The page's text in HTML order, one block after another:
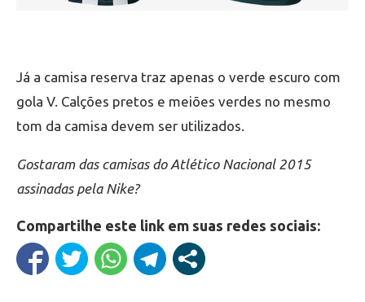
Já a camisa reserva traz apenas o verde escuro com
gola V. Calções pretos e meiões verdes no mesmo
tom da camisa devem ser utilizados.
Gostaram das camisas do Atlético Nacional 2015
assinadas pela Nike?
Compartilhe este link em suas redes sociais: